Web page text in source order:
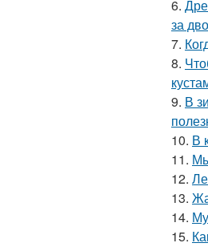
6.
за
7.
8.
9. В
10. В
11.
12.
13.
14.
15.